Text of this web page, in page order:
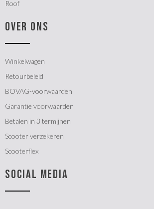
Roof
OVER ONS
Winkelwagen
Retourbeleid
BOVAG-voorwaarden
Garantie voorwaarden
Betalen in 3 termijnen
Scooter verzekeren
Scooterflex
SOCIAL MEDIA